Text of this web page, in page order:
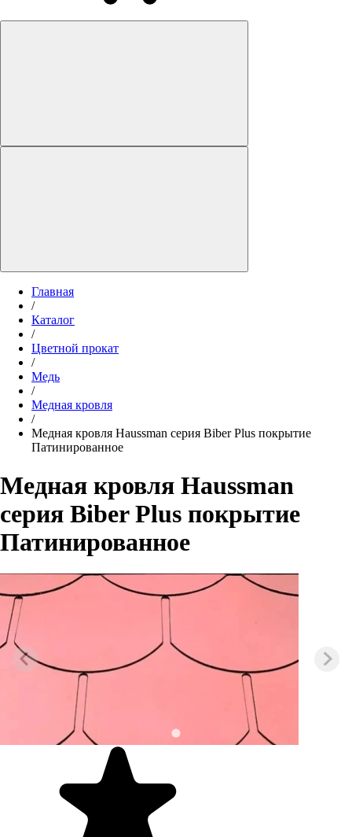
Главная
/
Каталог
/
Цветной прокат
/
Медь
/
Медная кровля
/
Медная кровля Haussman серия Biber Plus покрытие
Патинированное
Медная кровля Haussman
серия Biber Plus покрытие
Патинированное